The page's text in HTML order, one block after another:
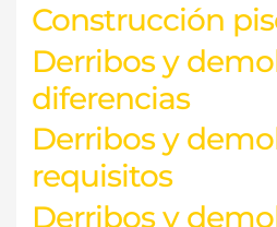
Construcción
Derribos y
diferencias
Derribos y
requisitos
Derribos y